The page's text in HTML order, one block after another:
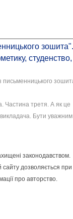
зошита".
студенство,
письменницького
Частина третя. А як це
Бути
законодавством.
дозволяється при
про авторство.